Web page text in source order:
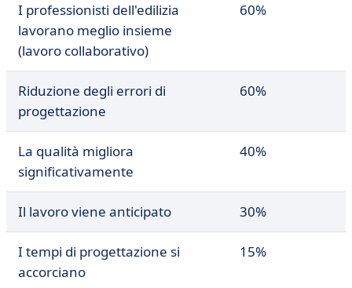
I professionisti dell'edilizia
lavorano meglio insieme
(lavoro collaborativo)
60%
Riduzione degli errori di
progettazione
60%
La qualità migliora
significativamente
40%
Il lavoro viene anticipato 30%
I tempi di progettazione si
accorciano
15%